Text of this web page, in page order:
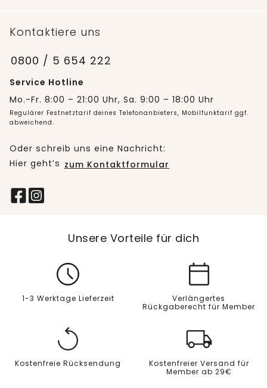
Kontaktiere uns
0800 / 5 654 222
Service Hotline
Mo.-Fr. 8:00 – 21:00 Uhr, Sa. 9:00 – 18:00 Uhr
Regulärer Festnetztarif deines Telefonanbieters, Mobilfunktarif ggf.
abweichend.
Oder schreib uns eine Nachricht:
Hier geht’s zum Kontaktformular
Unsere Vorteile für dich
1-3 Werktage Lieferzeit
Verlängertes
Rückgaberecht für Member
Kostenfreie Rücksendung
Kostenfreier Versand für
Member ab 29€